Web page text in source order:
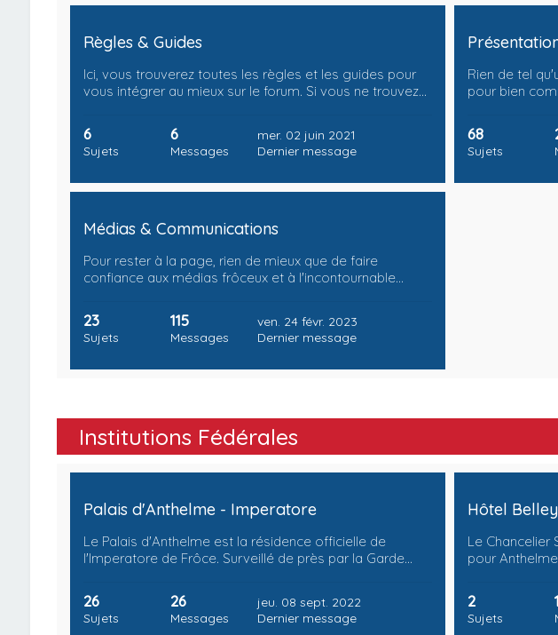
Règles & Guides
Ici, vous trouverez toutes les règles et les guides pour
vous intégrer au mieux sur le forum. Si vous ne trouvez…
6
Sujets
6
Messages
mer. 02 juin 2021
Dernier message
Rien de tel
pour bien
68
Sujets
Médias & Communications
Pour rester à la page, rien de mieux que de faire
confiance aux médias frôceux et à l'incontournable…
23
Sujets
115
Messages
ven. 24 févr. 2023
Dernier message
Institutions Fédérales
Palais d'Anthelme - Imperatore
Le Palais d'Anthelme est la résidence officielle de
l'Imperatore de Frôce. Surveillé de près par la Garde…
26
Sujets
26
Messages
jeu. 08 sept. 2022
Dernier message
Hôtel
Le Chancelier
pour
2
Sujets